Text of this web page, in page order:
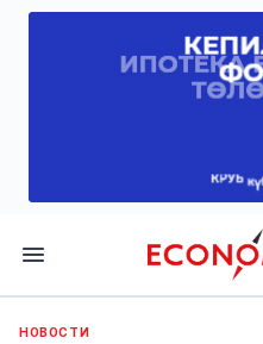
Economist.kg
НОВОСТИ